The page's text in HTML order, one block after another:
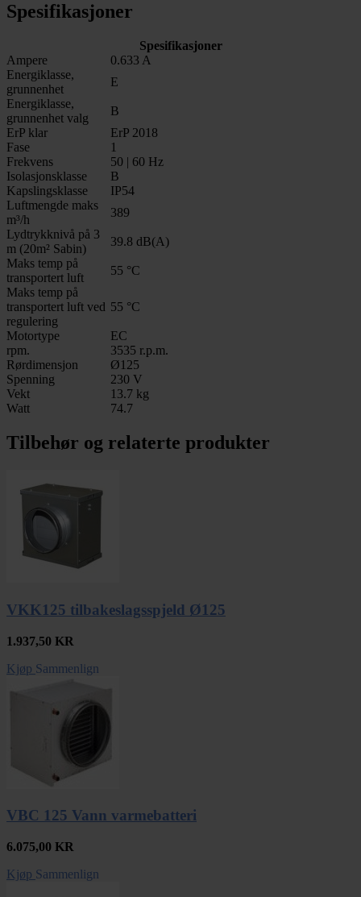
Spesifikasjoner
Spesifikasjoner
Ampere
0.633 A
Energiklasse,
grunnenhet
E
Energiklasse,
grunnenhet valg
B
ErP klar
ErP 2018
Fase
1
Frekvens
50 | 60 Hz
Isolasjonsklasse
B
Kapslingsklasse
IP54
Luftmengde maks
m³/h
389
Lydtrykknivå på 3
m (20m² Sabin)
39.8 dB(A)
Maks temp på
transportert luft
55 °C
Maks temp på
transportert luft ved
regulering
55 °C
Motortype
EC
rpm.
3535 r.p.m.
Rørdimensjon
Ø125
Spenning
230 V
Vekt
13.7 kg
Watt
74.7
Tilbehør og relaterte produkter
VKK125 tilbakeslagsspjeld Ø125
1.937,50 KR
Kjøp Sammenlign
VBC 125 Vann varmebatteri
6.075,00 KR
Kjøp Sammenlign